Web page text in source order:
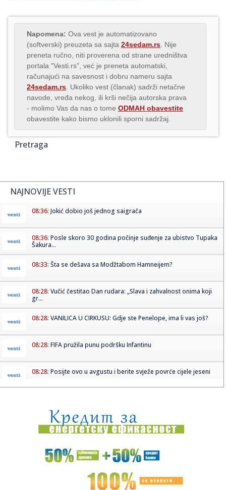
Napomena: Ova vest je automatizovano
(softverski) preuzeta sa sajta 24sedam.rs . Nije
preneta ručno, niti proverena od strane uredništva
portala "Vesti.rs", već je preneta automatski,
računajući na savesnost i dobru nameru sajta
24sedam.rs . Ukoliko vest (članak) sadrži netačne
navode, vređa nekog, ili krši nečija autorska prava
- molimo Vas da nas o tome ODMAH obavestite
obavestite kako bismo uklonili sporni sadržaj.
Pretraga
NAJNOVIJE VESTI
08:36: Jokić dobio još jednog saigrača
08:36: Posle skoro 30 godina počinje suđenje za ubistvo Tupaka
Šakura...
08:33: Šta se dešava sa Modžtabom Hamneijem?
08:28: Vučić čestitao Dan rudara: „Slava i zahvalnost onima koji
gr...
08:28: VANILICA U CIRKUSU: Gdje ste Penelope, ima li vas još?
08:28: FIFA pružila punu podršku Infantinu
08:28: Posijte ovo u avgustu i berite svježe povrće cijele jeseni
08:28:Divlje svinje iz komšiluka tamane kukuruz pored Save,
mještani ...
08:28:Češki "Volklore" osvojio studentskog Oskara
Eksplodirala plinska boca kod Doboja, gorjelo i nisko